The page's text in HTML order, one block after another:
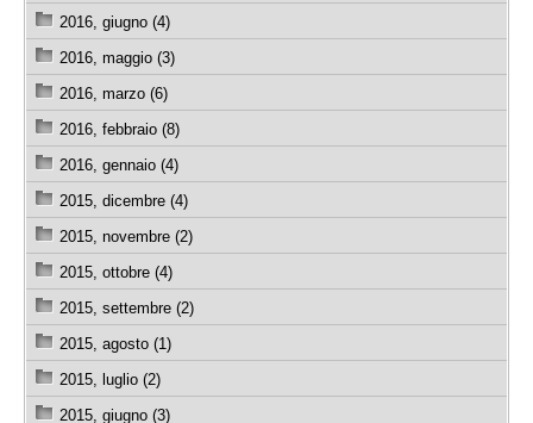
2016, giugno (4)
2016, maggio (3)
2016, marzo (6)
2016, febbraio (8)
2016, gennaio (4)
2015, dicembre (4)
2015, novembre (2)
2015, ottobre (4)
2015, settembre (2)
2015, agosto (1)
2015, luglio (2)
2015, giugno (3)